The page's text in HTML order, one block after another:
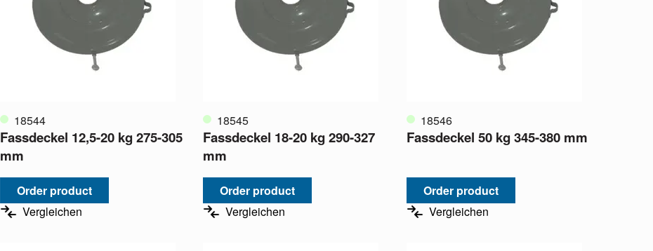
18544
Fassdeckel 12,5-20 kg 275-305
mm
Order product
Vergleichen
18545
Fassdeckel 18-20 kg 290-327
mm
Order product
Vergleichen
18546
Fassdeckel 50 kg 345-380 mm
Order product
Vergleichen